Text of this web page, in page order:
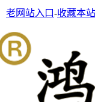
老网站入口-收藏本站